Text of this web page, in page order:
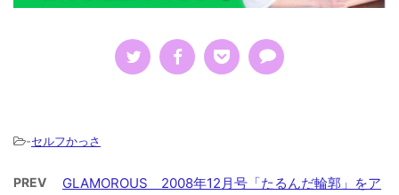
-セルフかっさ
PREV
GLAMOROUS 2008年12月号「たるんだ輪郭」をア